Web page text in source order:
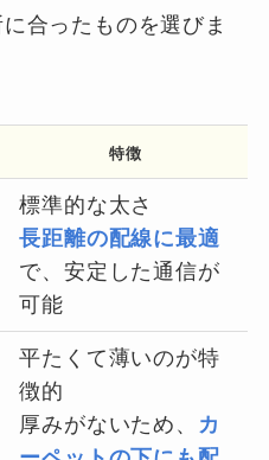
合ったものを選びま
特徴
標準的な太さ
長距離の配線に最適
で、安定した通信が
可能
平たくて薄いのが特
徴的
厚みがないため、
カ